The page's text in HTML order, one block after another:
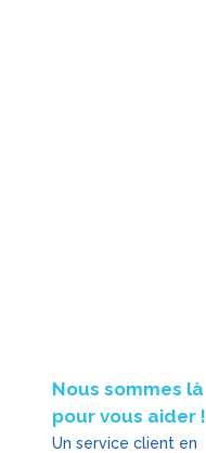
Nous sommes là
pour vous aider !
Un service client en